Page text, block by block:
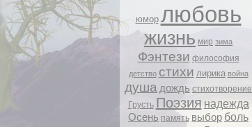
юмор любовь
жизнь мир зима
Фэнтези философия
детство стихи лирика война
душа дождь стихотворение
Грусть Поэзия надежда
Осень память выбор боль